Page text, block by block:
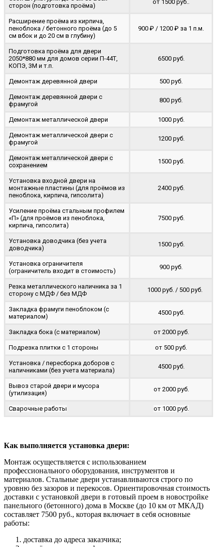
сторон (подготовка проёма)
от 1500 руб..
Расширение проёма из кирпича,
пеноблока / бетонного проёма (до 5
cм вбок и до 20 см в глубину)
900 ₽ / 1200 ₽ за 1 п.м.
Подготовка проёма для двери
2050*880 мм для домов серии П-44Т,
КОПЭ, 3М и т.п.
6500 руб.
Демонтаж деревянной двери 500 руб.
Демонтаж деревянной двери с
фрамугой
800 руб.
Демонтаж металлической двери 1000 руб.
Демонтаж металлической двери с
фрамугой
1200 руб.
Демонтаж металлической двери с
сохранением
1500 руб.
Установка входной двери на
монтажные пластины (для проёмов из
пеноблока, кирпича, гипсолита)
2400 руб.
Усиление проёма стальным профилем
«П» (для проёмов из пеноблока,
кирпича, гипсолита)
7500 руб.
Установка доводчика (без учета
доводчика)
1500 руб.
Установка ограничителя
(ограничитель входит в стоимость)
900 руб.
Резка металлического наличника за 1
сторону с МДФ / без МДФ
1000 руб. / 500 руб.
Закладка фрамуги пеноблоком (с
материалом)
4500 руб.
Закладка бока (с материалом) от 2000 руб.
Подрезка плитки с 1 стороны от 500 руб.
Установка / пересборка доборов с
наличниками (без учета материала)
4500 руб.
Вывоз старой двери и мусора
(утилизация)
от 2000 руб.
Сварочные работы от 1000 руб.
Как выполняется установка двери:
Монтаж осуществляется с использованием
профессионального оборудования, инструментов и
материалов. Стальные двери устанавливаются строго по
уровню без зазоров и перекосов. Ориентировочная стоимость
доставки с установкой двери в готовый проем в новостройке
панельного (бетонного) дома в Москве (до 10 км от МКАД)
составляет 7500 руб., которая включает в себя основные
работы:
доставка до адреса заказчика;